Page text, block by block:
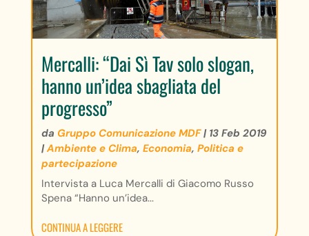
Mercalli: “Dai Sì Tav solo slogan,
hanno un’idea sbagliata del
progresso”
da Gruppo Comunicazione MDF| 13 Feb 2019
|Ambiente e Clima, Economia, Politica e
partecipazione
Intervista a Luca Mercalli di Giacomo Russo
Spena “Hanno un’idea...
CONTINUA A LEGGERE